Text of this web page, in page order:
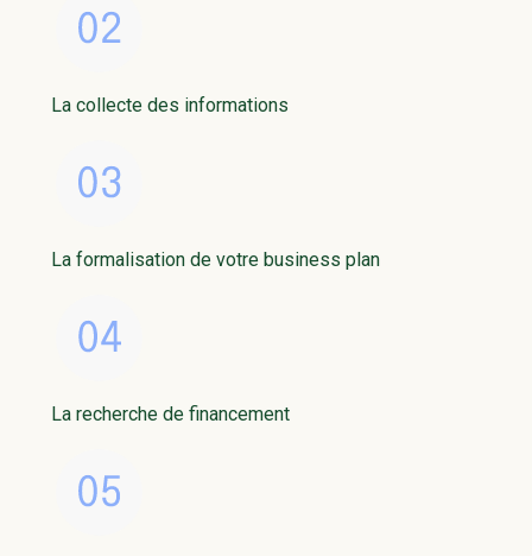
La collecte des informations
La formalisation de votre business plan
La recherche de financement